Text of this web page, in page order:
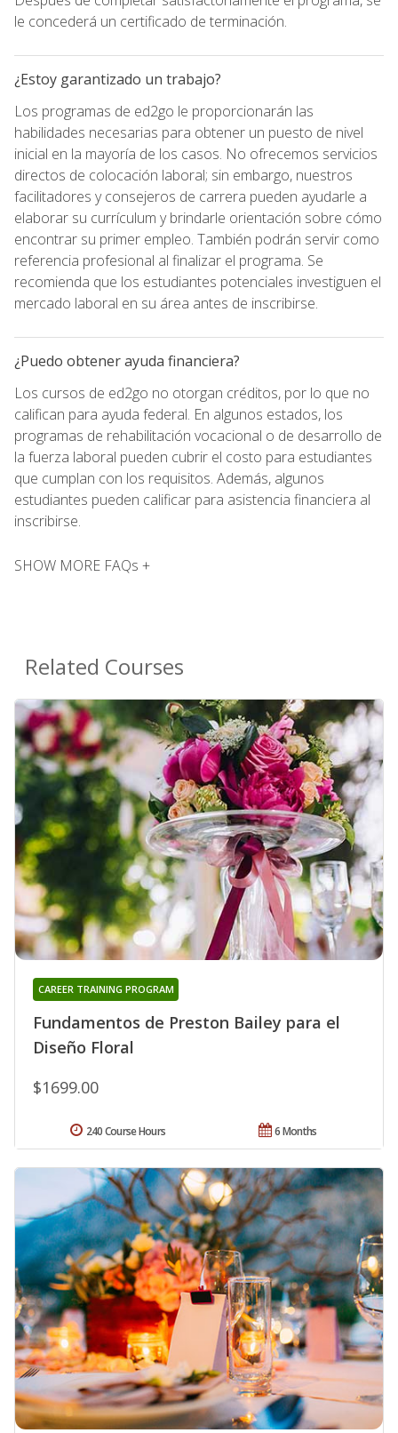
le concederá un certificado de terminación.
¿Estoy garantizado un trabajo?
Los programas de ed2go le proporcionarán las
habilidades necesarias para obtener un puesto de nivel
inicial en la mayoría de los casos. No ofrecemos servicios
directos de colocación laboral; sin embargo, nuestros
facilitadores y consejeros de carrera pueden ayudarle a
elaborar su currículum y brindarle orientación sobre cómo
encontrar su primer empleo. También podrán servir como
referencia profesional al finalizar el programa. Se
recomienda que los estudiantes potenciales investiguen el
mercado laboral en su área antes de inscribirse.
¿Puedo obtener ayuda financiera?
Los cursos de ed2go no otorgan créditos, por lo que no
califican para ayuda federal. En algunos estados, los
programas de rehabilitación vocacional o de desarrollo de
la fuerza laboral pueden cubrir el costo para estudiantes
que cumplan con los requisitos. Además, algunos
estudiantes pueden calificar para asistencia financiera al
inscribirse.
SHOW MORE FAQs +
Related Courses
Fundamentos de Preston Bailey para el
Diseño Floral
CAREER TRAINING PROGRAM
$1699.00
6 Months
240 Course Hours